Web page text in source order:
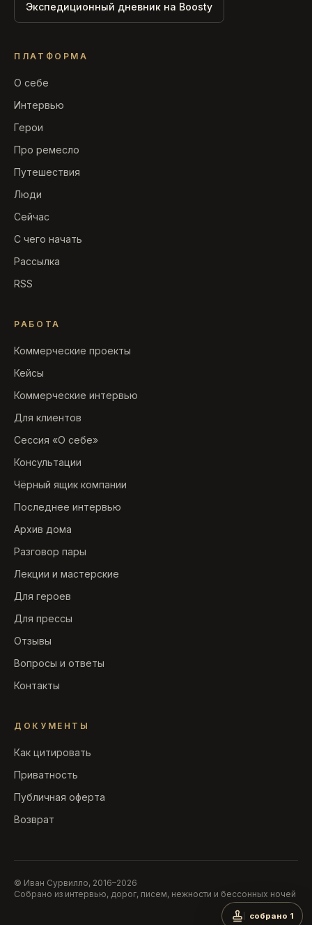
собрано 1
Экспедиционный дневник на Boosty
ПЛАТФОРМА
О себе
Интервью
Герои
Про ремесло
Путешествия
Люди
Сейчас
С чего начать
Рассылка
RSS
РАБОТА
Коммерческие проекты
Кейсы
Коммерческие интервью
Для клиентов
Сессия «О себе»
Консультации
Чёрный ящик компании
Последнее интервью
Архив дома
Разговор пары
Лекции и мастерские
Для героев
Для прессы
Отзывы
Вопросы и ответы
Контакты
ДОКУМЕНТЫ
Как цитировать
Приватность
Публичная оферта
Возврат
© Иван Сурвилло, 2016–2026
Собрано из интервью, дорог, писем, нежности и бессонных ночей